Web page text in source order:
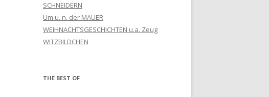
SCHNEIDERN
Um u. n. der MAUER
WEIHNACHTSGESCHICHTEN u.a. Zeug
WITZBILDCHEN
THE BEST OF